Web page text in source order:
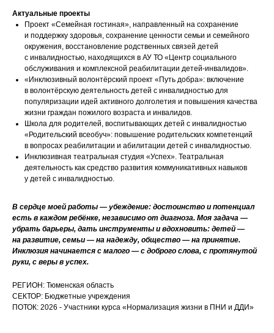
Актуальные проекты
Проект «Семейная гостиная», направленный на сохранение
и поддержку здоровья, сохранение ценности семьи и семейного
окружения, восстановление родственных связей детей
с инвалидностью, находящихся в АУ ТО «Центр социального
обслуживания и комплексной реабилитации детей-инвалидов».
«Инклюзивный волонтёрский проект «Путь добра»: включение
в волонтёрскую деятельность детей с инвалидностью для
популяризации идей активного долголетия и повышения качества
жизни граждан пожилого возраста и инвалидов.
Школа для родителей, воспитывающих детей с инвалидностью
«Родительский всеобуч»: повышение родительских компетенций
в вопросах реабилитации и абилитации детей с инвалидностью.
Инклюзивная театральная студия «Успех». Театральная
деятельность как средство развития коммуникативных навыков
у детей с инвалидностью.
В сердце моей работы — убеждение: достоинство и потенциал
есть в каждом ребёнке, независимо от диагноза. Моя задача —
убрать барьеры, дать инструменты и вдохновить: детей —
на развитие, семьи — на надежду, общество — на принятие.
Инклюзия начинается с малого — с доброго слова, с протянутой
руки, с веры в успех.
РЕГИОН: Тюменская область
СЕКТОР: Бюджетные учреждения
ПОТОК: 2026 - Участники курса «Нормализация жизни в ПНИ и ДДИ»